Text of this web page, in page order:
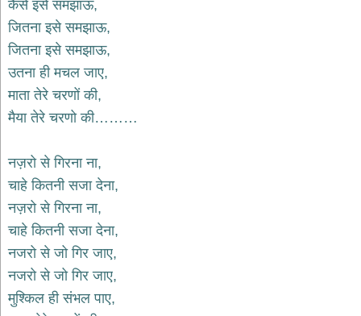
राम
raam
गुरुदेव
भजन
gurudev
विविध
भजन
miscellaneous
bhajans
विष्णु
भजन
bhajans
बाबा
कैसे इसे समझाऊ,
जितना इसे समझाऊ,
जितना इसे समझाऊ,
उतना ही मचल जाए,
माता तेरे चरणों की,
मैया तेरे चरणो की………
नज़रो से गिरना ना,
चाहे कितनी सजा देना,
नज़रो से गिरना ना,
चाहे कितनी सजा देना,
नजरो से जो गिर जाए,
नजरो से जो गिर जाए,
मुश्किल ही संभल पाए,